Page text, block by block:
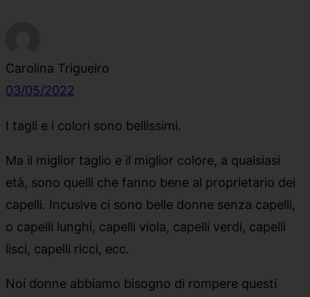
Carolina Trigueiro
03/05/2022
I tagli e i colori sono bellissimi.
Ma il miglior taglio e il miglior colore, a qualsiasi
età, sono quelli che fanno bene al proprietario dei
capelli. Incusive ci sono belle donne senza capelli,
o capelli lunghi, capelli viola, capelli verdi, capelli
lisci, capelli ricci, ecc.
Noi donne abbiamo bisogno di rompere questi